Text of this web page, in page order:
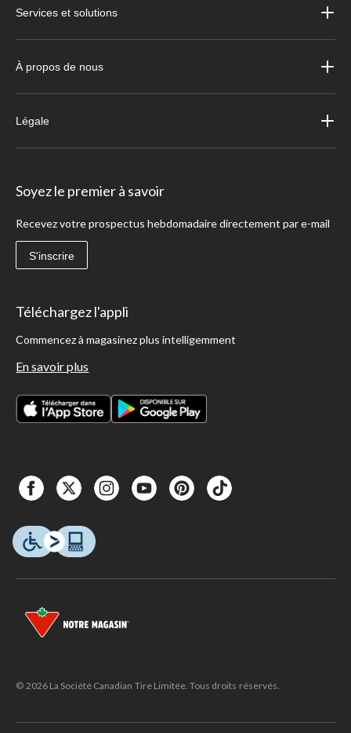
Services et solutions
À propos de nous
Légale
Soyez le premier à savoir
Recevez votre prospectus hebdomadaire directement par e-mail
S'inscrire
Téléchargez l'appli
Commencez à magasinez plus intelligemment
En savoir plus
© 2026 La Société Canadian Tire Limitée. Tous droits réservés.